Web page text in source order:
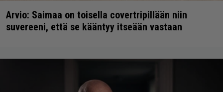
Arvio: Saimaa on toisella covertripillään niin
suvereeni, että se kääntyy itseään vastaan